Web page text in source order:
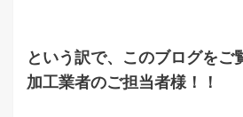
という訳で、このブログをご
加工業者のご担当者様！！